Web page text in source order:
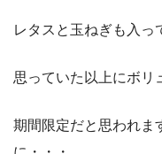
レタスと玉ねぎも入っ
思っていた以上にボリ
期間限定だと思われま